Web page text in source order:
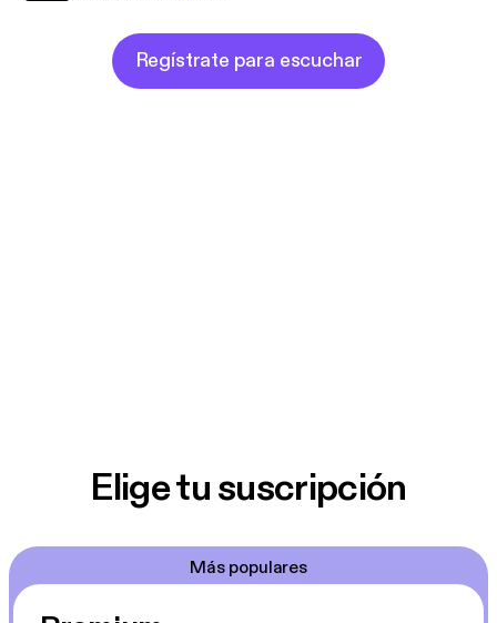
Regístrate para escuchar
Elige tu suscripción
Más populares